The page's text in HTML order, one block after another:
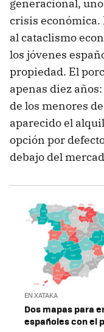
generacional,
crisis
al cataclismo
los jóvenes
propiedad. El
apenas diez
de los menores
aparecido el
opción por
debajo del
EN XATAKA
Dos mapas para
españoles con el